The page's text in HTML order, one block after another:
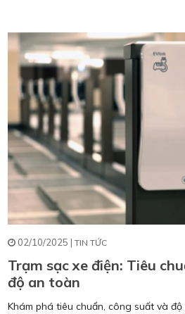
02/10/2025 | TIN TỨC
Trạm sạc xe điện: Tiêu
độ an toàn
Khám phá tiêu chuẩn, công suất và